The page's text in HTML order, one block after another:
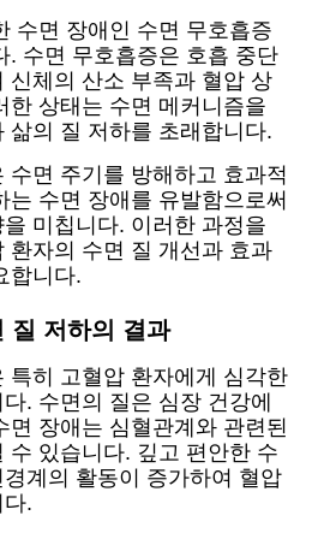
수면 장애인 수면 무호흡증
. 수면 무호흡증은 호흡 중단
신체의 산소 부족과 혈압 상
한 상태는 수면 메커니즘을
삶의 질 저하를 초래합니다.
수면 주기를 방해하고 효과적
는 수면 장애를 유발함으로써
미칩니다. 이러한 과정을
환자의 수면 질 개선과 효과
합니다.
질 저하의 결과
특히 고혈압 환자에게 심각한
. 수면의 질은 심장 건강에
면 장애는 심혈관계와 관련된
수 있습니다. 깊고 편안한 수
계의 활동이 증가하여 혈압
.